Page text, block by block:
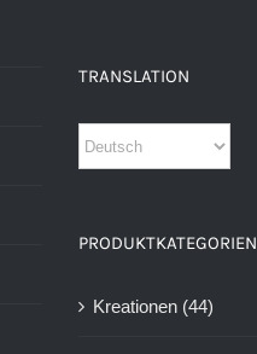
TRANSLATION
PRODUKTKATEGORIEN
Kreationen (44)